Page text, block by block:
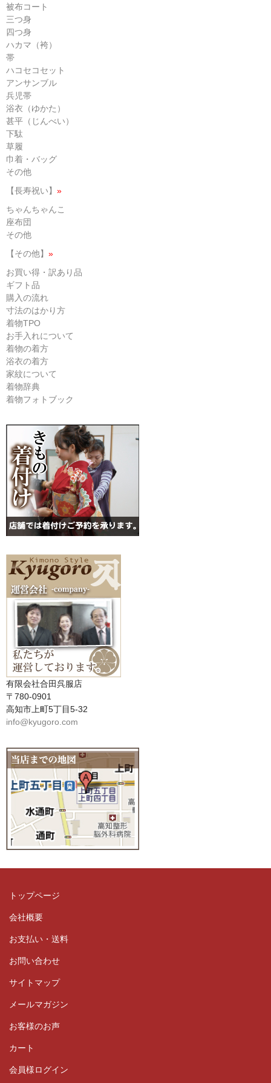
被布コート
三つ身
四つ身
ハカマ（袴）
帯
ハコセコセット
アンサンブル
兵児帯
浴衣（ゆかた）
甚平（じんべい）
下駄
草履
巾着・バッグ
その他
【長寿祝い】 »
ちゃんちゃんこ
座布団
その他
【その他】 »
お買い得・訳あり品
ギフト品
購入の流れ
寸法のはかり方
着物TPO
お手入れについて
着物の着方
浴衣の着方
家紋について
着物辞典
着物フォトブック
有限会社合田呉服店
〒780-0901
高知市上町5丁目5-32
info@kyugoro.com
トップページ
会社概要
お支払い・送料
お問い合わせ
サイトマップ
メールマガジン
お客様のお声
カート
会員様ログイン